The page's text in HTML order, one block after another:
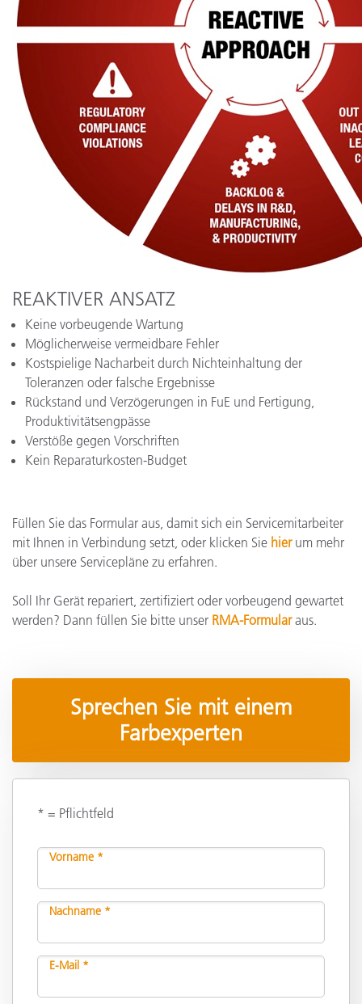
REAKTIVER ANSATZ
Keine vorbeugende Wartung
Möglicherweise vermeidbare Fehler
Kostspielige Nacharbeit durch Nichteinhaltung der
Toleranzen oder falsche Ergebnisse
Rückstand und Verzögerungen in FuE und Fertigung,
Produktivitätsengpässe
Verstöße gegen Vorschriften
Kein Reparaturkosten-Budget
Füllen Sie das Formular aus, damit sich ein Servicemitarbeiter
mit Ihnen in Verbindung setzt, oder klicken Sie hierum mehr
über unsere Servicepläne zu erfahren.
Soll Ihr Gerät repariert, zertifiziert oder vorbeugend gewartet
werden? Dann füllen Sie bitte unser RMA-Formular aus.
Sprechen Sie mit einem
Farbexperten
* = Pflichtfeld
Vorname *
Nachname *
E-Mail *